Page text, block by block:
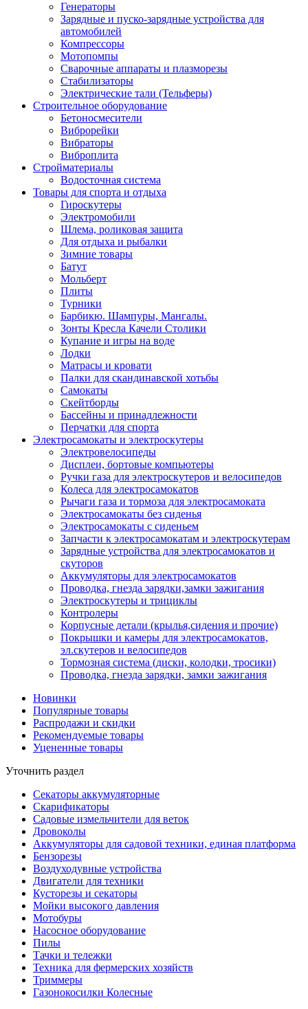
Генераторы
Зарядные и пуско-зарядные устройства для
автомобилей
Компрессоры
Мотопомпы
Сварочные аппараты и плазморезы
Стабилизаторы
Электрические тали (Тельферы)
Строительное оборудование
Бетоносмесители
Виброрейки
Вибраторы
Виброплита
Стройматериалы
Водосточная система
Товары для спорта и отдыха
Гироскутеры
Электромобили
Шлема, роликовая защита
Для отдыха и рыбалки
Зимние товары
Батут
Мольберт
Плиты
Турники
Барбикю. Шампуры, Мангалы.
Зонты Кресла Качели Столики
Купание и игры на воде
Лодки
Матрасы и кровати
Палки для скандинавской хотьбы
Самокаты
Скейтборды
Бассейны и принадлежности
Перчатки для спорта
Электросамокаты и электроскутеры
Электровелосипеды
Дисплеи, бортовые компьютеры
Ручки газа для электроскутеров и велосипедов
Колеса для электросамокатов
Рычаги газа и тормоза для электросамоката
Электросамокаты без сиденья
Электросамокаты с сиденьем
Запчасти к электросамокатам и электроскутерам
Зарядные устройства для электросамокатов и
скуторов
Аккумуляторы для электросамокатов
Проводка, гнезда зарядки,замки зажигания
Электроскутеры и трициклы
Контролеры
Корпусные детали (крылья,сидения и прочие)
Покрышки и камеры для электросамокатов,
эл.скутеров и велосипедов
Тормозная система (диски, колодки, тросики)
Проводка, гнезда зарядки, замки зажигания
Новинки
Популярные товары
Распродажи и скидки
Рекомендуемые товары
Уцененные товары
Уточнить раздел
Секаторы аккумуляторные
Скарификаторы
Садовые измельчители для веток
Дровоколы
Аккумуляторы для садовой техники, единая платформа
Бензорезы
Воздуходувные устройства
Двигатели для техники
Кусторезы и секаторы
Мойки высокого давления
Мотобуры
Насосное оборудование
Пилы
Тачки и тележки
Техника для фермерских хозяйств
Триммеры
Газонокосилки Колесные